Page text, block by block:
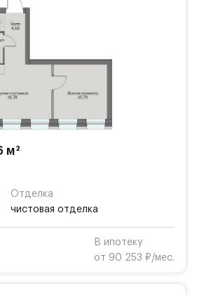
м²
Отделка
чистовая отделка
В ипотеку
от 90 253 ₽/мес.